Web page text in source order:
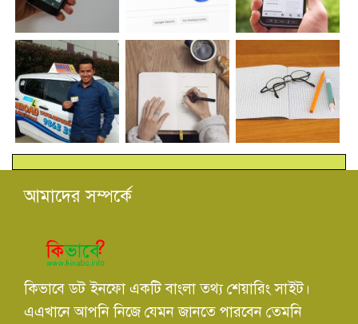
আমাদের সম্পর্কে
কিভাবে ডট ইনফো একটি বাংলা তথ্য শেয়ারিং সাইট।
এএখানে আপনি নিজে যেমন জানতে পারবেন তেমনি